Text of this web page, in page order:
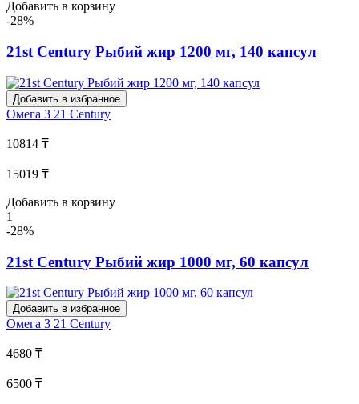
Добавить в корзину
-28%
21st Century Рыбий жир 1200 мг, 140 капсул
Добавить в избранное
Омега 3 21 Century
10814 ₸
15019 ₸
Добавить в корзину
1
-28%
21st Century Рыбий жир 1000 мг, 60 капсул
Добавить в избранное
Омега 3 21 Century
4680 ₸
6500 ₸